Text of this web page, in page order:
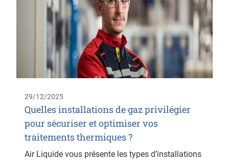
29/12/2025
Quelles installations de gaz privilégier
pour sécuriser et optimiser vos
traitements thermiques ?
Air Liquide vous présente les types d’installations